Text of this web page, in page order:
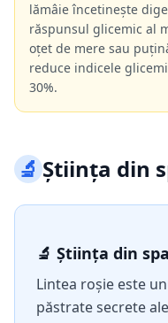
lămâie încetinește
răspunsul glicemic al
oțet de mere sau
reduce indicele
30%.
🔬Știința din
🔬 Știința din
Lintea roșie este
păstrate secrete